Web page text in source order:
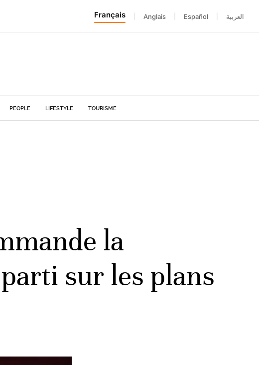
Français Anglais Español العربية
PEOPLE LIFESTYLE TOURISME
la
sur les plans